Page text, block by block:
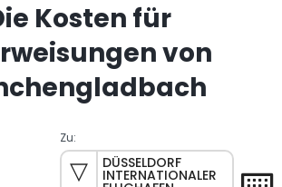
Kosten für
von
Zu:
DÜSSELDORF
INTERNATIONALER